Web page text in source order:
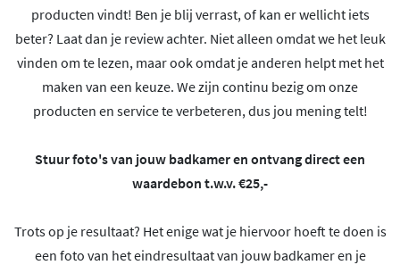
producten vindt! Ben je blij verrast, of kan er wellicht iets
beter? Laat dan je review achter. Niet alleen omdat we het leuk
vinden om te lezen, maar ook omdat je anderen helpt met het
maken van een keuze. We zijn continu bezig om onze
producten en service te verbeteren, dus jou mening telt!
Stuur foto's van jouw badkamer en ontvang direct een
waardebon t.w.v. €25,-
Trots op je resultaat? Het enige wat je hiervoor hoeft te doen is
een foto van het eindresultaat van jouw badkamer en je